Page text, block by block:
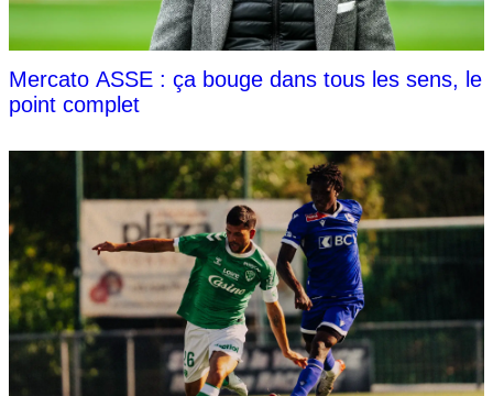
Mercato ASSE : ça bouge dans tous les sens, le
point complet